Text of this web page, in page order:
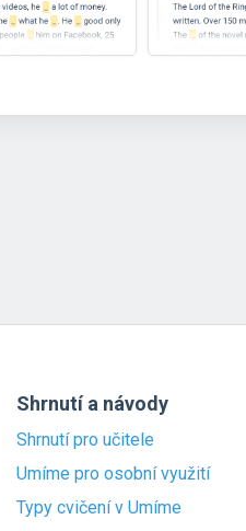
Shrnutí a návody
Shrnutí pro učitele
Umíme pro osobní využití
Typy cvičení v Umíme